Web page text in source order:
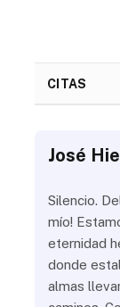
CITAS
José
Silencio.
mío!
eternidad
donde
almas